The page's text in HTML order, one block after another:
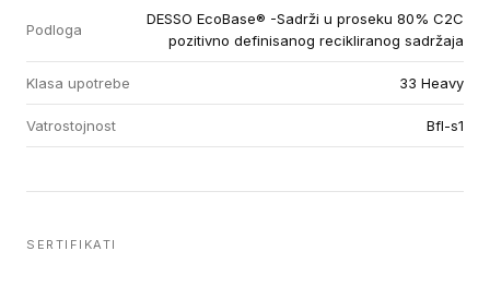
Podloga
DESSO EcoBase® -Sadrži u proseku 80% C2C
pozitivno definisanog recikliranog sadržaja
Klasa upotrebe 33 Heavy
Vatrostojnost Bfl-s1
SERTIFIKATI